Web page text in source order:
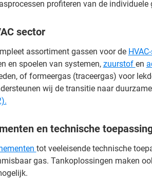
profiteren van de individuele
sector
assortiment gassen voor de
en spoelen van systemen, zuurstof en
of formeergas (traceergas) voor
wij de transitie naar
en technische
tot veeleisende technische
gas. Tankoplossingen maken